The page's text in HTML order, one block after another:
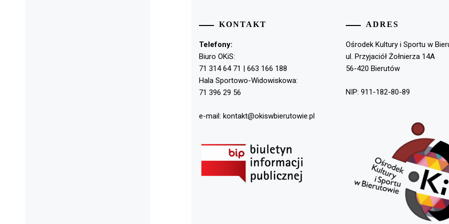
KONTAKT
Telefony:
Biuro OKiS:
71 314 64 71 | 663 166 188
Hala Sportowo-Widowiskowa:
71 396 29 56
e-mail: kontakt@okiswbierutowie.pl
ADRES
Ośrodek Kultury i Sportu w
ul. Przyjaciół Żołnierza 14A
56-420 Bierutów
NIP: 911-182-80-89